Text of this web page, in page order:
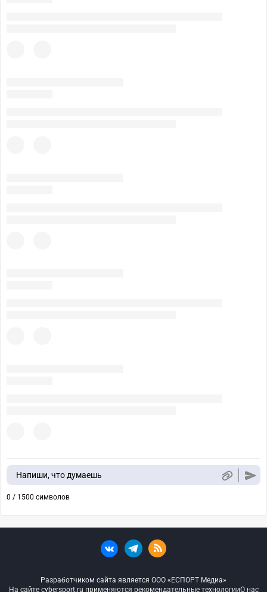
Напиши, что думаешь
0 / 1500 символов
Разработчиком сайта является ООО «ЕСПОРТ Медиа»
На сайте cybersport.ru применяются рекомендательные технологииО нас